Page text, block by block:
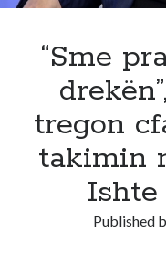
“Sme
tregon
takimin
Published